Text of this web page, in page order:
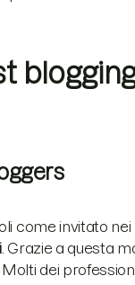
come invitato
. Grazie a questa
dei